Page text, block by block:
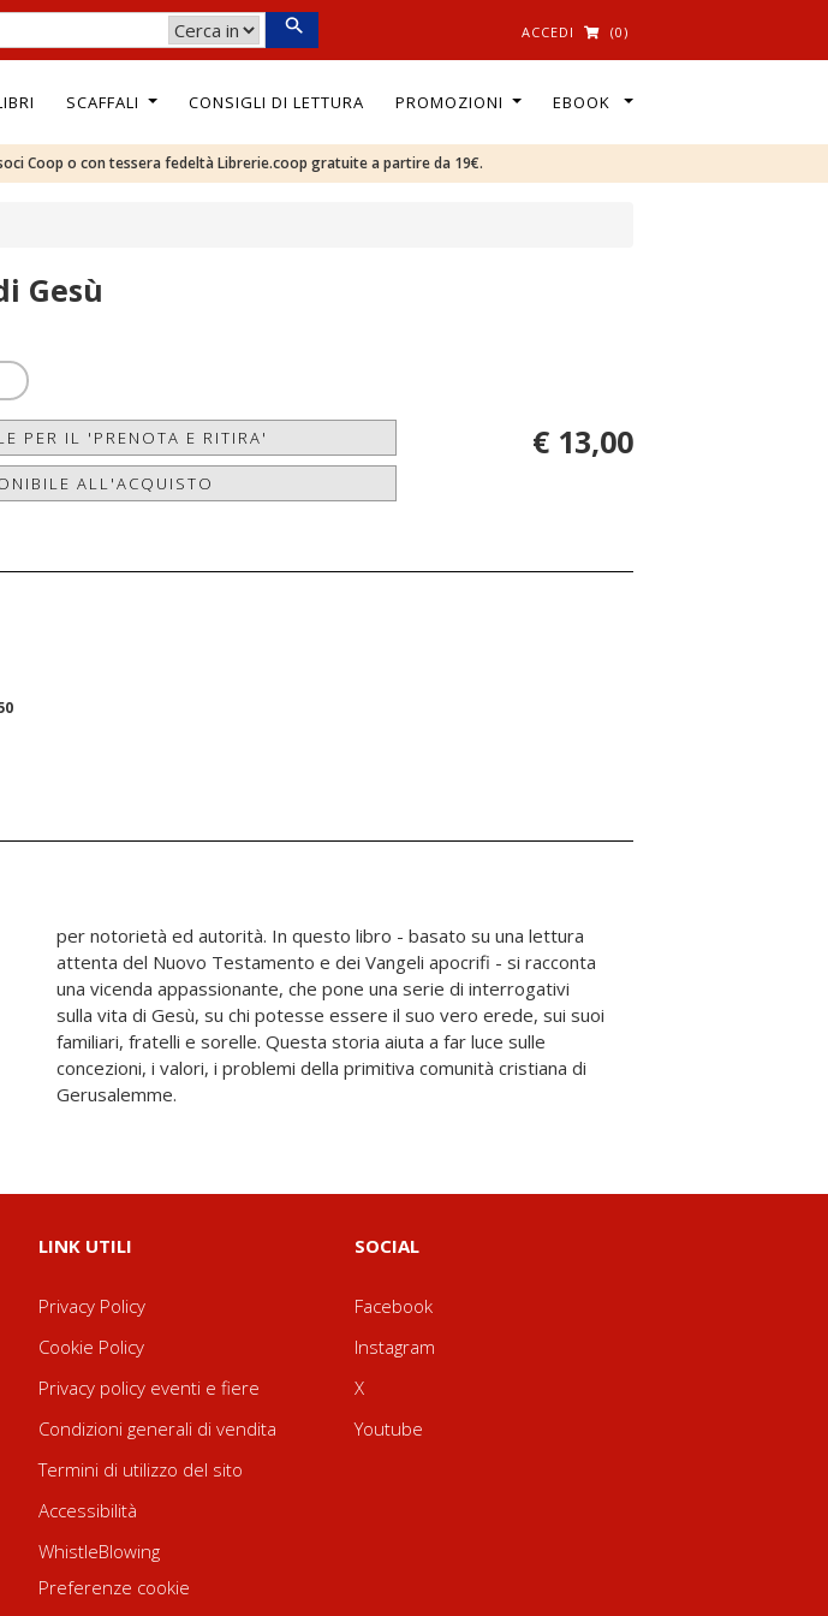
ACCEDI (0)
SCAFFALI CONSIGLI DI LETTURA PROMOZIONI EBOOK
Coop o con tessera fedeltà Librerie.coop gratuite a partire da 19€.
Gesù
PER IL 'PRENOTA E RITIRA'
ALL'ACQUISTO
€ 13,00
Gerusalemme.
LINK UTILI
Privacy Policy
Cookie Policy
Privacy policy eventi e fiere
Condizioni generali di vendita
Termini di utilizzo del sito
Accessibilità
WhistleBlowing
Preferenze cookie
SOCIAL
Facebook
Instagram
X
Youtube